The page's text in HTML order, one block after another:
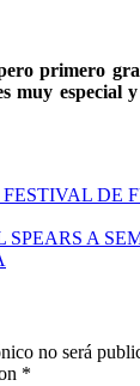
primero
muy especial
DE
A
no será
*